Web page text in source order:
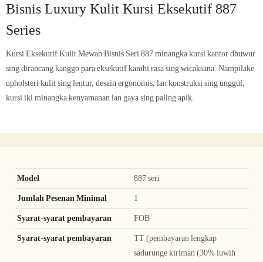
Bisnis Luxury Kulit Kursi Eksekutif 887
Series
Kursi Eksekutif Kulit Mewah Bisnis Seri 887 minangka kursi kantor dhuwur
sing dirancang kanggo para eksekutif kanthi rasa sing wicaksana. Nampilake
upholsteri kulit sing lentur, desain ergonomis, lan konstruksi sing unggul,
kursi iki minangka kenyamanan lan gaya sing paling apik.
Model 887 seri
Jumlah Pesenan Minimal 1
Syarat-syarat pembayaran FOB
Syarat-syarat pembayaran
TT (pembayaran lengkap
sadurunge kiriman (30% luwih